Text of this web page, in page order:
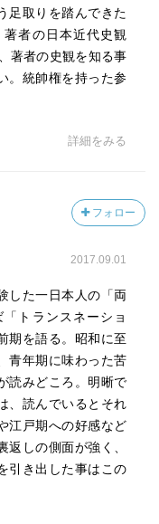
足取りを踏んできた
者の日本近代史観
著者の史観を知る事
。統帥権を持った参
詳細をみる
フォロー
2017.09.01
した一日本人の「両
トランスネーショ
期を語る。昭和に至
青年期に味わった苦
読みどころ。明晰で
、読んでいるとそれ
江戸期への好感など
しの側面が強く、
引き出した事はこの